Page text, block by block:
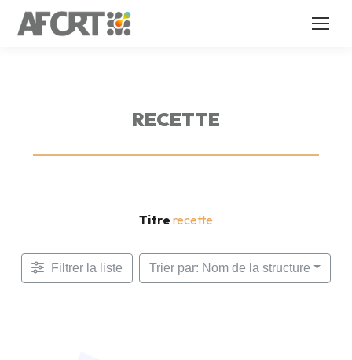
RECETTE
Titre recette
Filtrer la liste Trier par: Nom de la structure